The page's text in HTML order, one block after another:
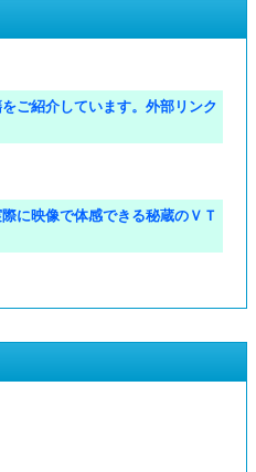
ご紹介しています。外部リンク
に映像で体感できる秘蔵のＶＴ